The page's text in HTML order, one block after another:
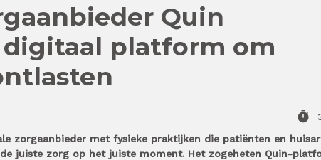
Quin
platform om
timer
zorgaanbieder met fysieke praktijken die patiënten en
juiste zorg op het juiste moment. Het zogeheten Quin-